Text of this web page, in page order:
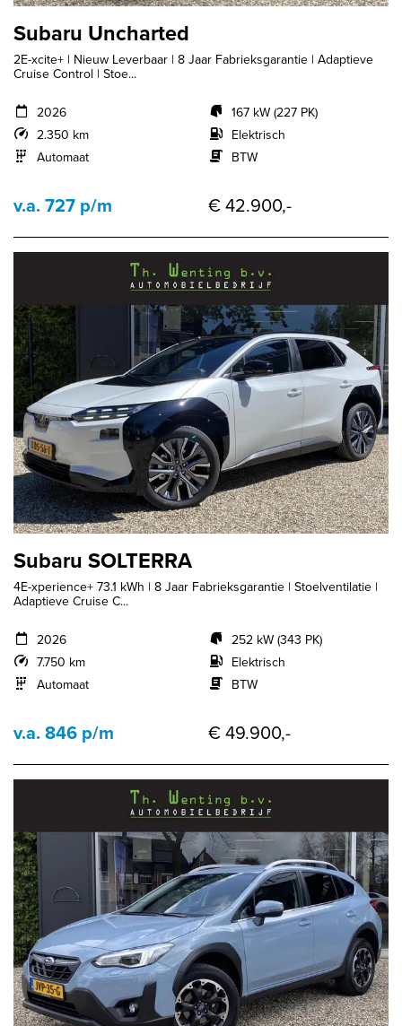
Subaru Uncharted
2E-xcite+ | Nieuw Leverbaar | 8 Jaar Fabrieksgarantie | Adaptieve
Cruise Control | Stoe...
2026
2.350 km
Automaat
167 kW (227 PK)
Elektrisch
BTW
v.a. 727 p/m € 42.900,-
Subaru SOLTERRA
4E-xperience+ 73.1 kWh | 8 Jaar Fabrieksgarantie | Stoelventilatie |
Adaptieve Cruise C...
2026
7.750 km
Automaat
252 kW (343 PK)
Elektrisch
BTW
v.a. 846 p/m € 49.900,-